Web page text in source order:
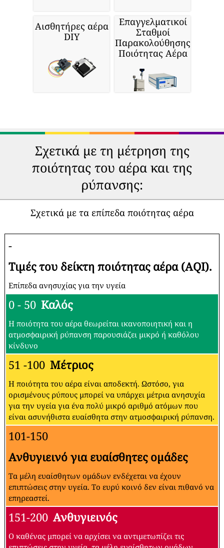
Αισθητήρες αέρα
DIY
Επαγγελματικοί
Σταθμοί
Παρακολούθησης
Ποιότητας Αέρα
Σχετικά με τη μέτρηση της
ποιότητας του αέρα και της
ρύπανσης:
Σχετικά με τα επίπεδα ποιότητας αέρα
-
Τιμές του δείκτη ποιότητας αέρα (AQI).
Επίπεδα ανησυχίας για την υγεία
0 - 50 Καλός
Η ποιότητα του αέρα θεωρείται ικανοποιητική και η
ατμοσφαιρική ρύπανση παρουσιάζει μικρό ή καθόλου
κίνδυνο
51 -100 Μέτριος
Η ποιότητα του αέρα είναι αποδεκτή. Ωστόσο, για
ορισμένους ρύπους μπορεί να υπάρχει μέτρια ανησυχία
για την υγεία για ένα πολύ μικρό αριθμό ατόμων που
είναι ασυνήθιστα ευαίσθητα στην ατμοσφαιρική ρύπανση.
101-150
Ανθυγιεινό για ευαίσθητες ομάδες
Τα μέλη ευαίσθητων ομάδων ενδέχεται να έχουν
επιπτώσεις στην υγεία. Το ευρύ κοινό δεν είναι πιθανό να
επηρεαστεί.
151-200 Ανθυγιεινός
Ο καθένας μπορεί να αρχίσει να αντιμετωπίζει τις